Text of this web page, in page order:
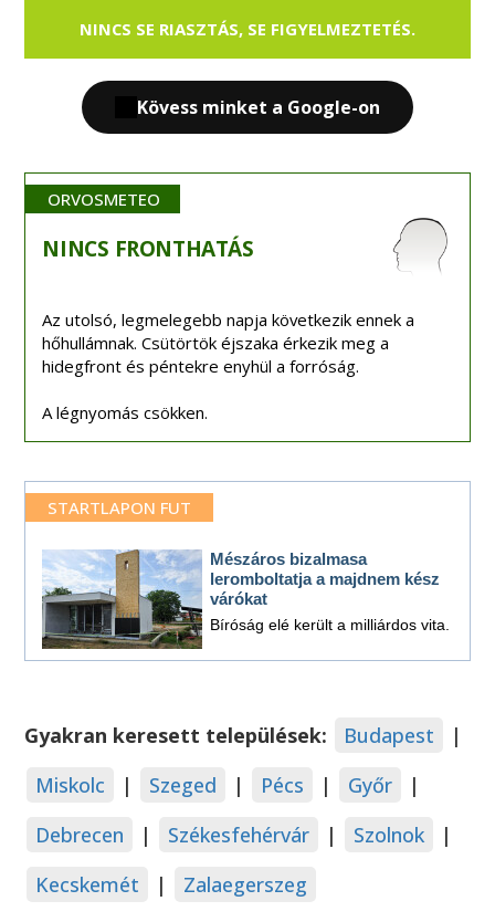
NINCS SE RIASZTÁS, SE FIGYELMEZTETÉS.
Kövess minket a Google-on
ORVOSMETEO
NINCS FRONTHATÁS
Az utolsó, legmelegebb napja következik ennek a
hőhullámnak. Csütörtök éjszaka érkezik meg a
hidegfront és péntekre enyhül a forróság.
A légnyomás csökken.
STARTLAPON FUT
Mészáros bizalmasa
leromboltatja a majdnem kész
várókat
Bíróság elé került a milliárdos vita.
Gyakran keresett települések: Budapest
|
Miskolc
| Szeged | Pécs | Győr
|
Debrecen
| Székesfehérvár | Szolnok
|
Kecskemét
| Zalaegerszeg